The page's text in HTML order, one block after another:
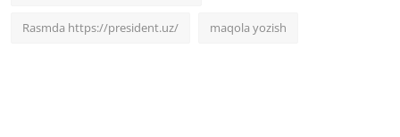
Rasmda https://president.uz/ maqola yozish